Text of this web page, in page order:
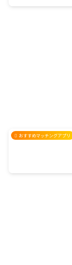
おすすめマッチングアプリ